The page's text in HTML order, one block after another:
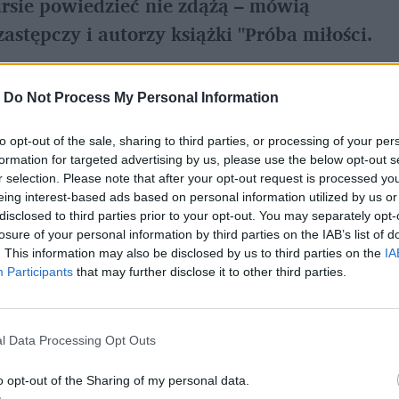
Do Not Process My Personal Information
opt-out of the sale, sharing to third parties, or processing of your
for targeted advertising by us, please use the below opt-out
selection. Please note that after your opt-out request is processed
interest-based ads based on personal information utilized by us
to third parties prior to your opt-out. You may separately
of your personal information by third parties on the IAB’s list of
This information may also be disclosed by us to third parties on the
Participants that may further disclose it to other third parties.
Data Processing Opt Outs
opt-out of the Sharing of my personal data.
i autorzy książki "Próba miłości.
niemowlaki w mig znikają z domów
Zbigniewa Herberta – proste pytania
właśnie takie pytanie.